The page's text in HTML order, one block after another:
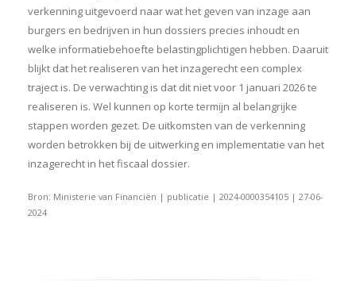
verkenning uitgevoerd naar wat het geven van inzage aan
burgers en bedrijven in hun dossiers precies inhoudt en
welke informatiebehoefte belastingplichtigen hebben. Daaruit
blijkt dat het realiseren van het inzagerecht een complex
traject is. De verwachting is dat dit niet voor 1 januari 2026 te
realiseren is. Wel kunnen op korte termijn al belangrijke
stappen worden gezet. De uitkomsten van de verkenning
worden betrokken bij de uitwerking en implementatie van het
inzagerecht in het fiscaal dossier.
Bron: Ministerie van Financiën | publicatie | 2024-0000354105 | 27-06-
2024